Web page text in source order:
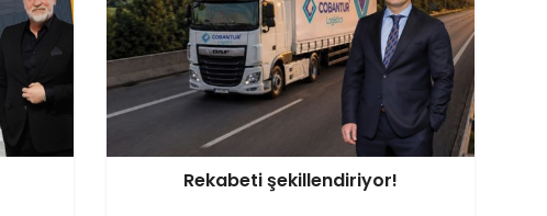
Rekabeti şekillendiriyor!